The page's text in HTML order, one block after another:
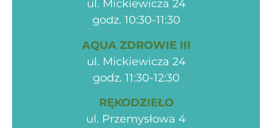
ul. Mickiewicza 24
godz. 10:30-11:30
AQUA ZDROWIE III
ul. Mickiewicza 24
godz. 11:30-12:30
RĘKODZIEŁO
ul. Przemysłowa 4